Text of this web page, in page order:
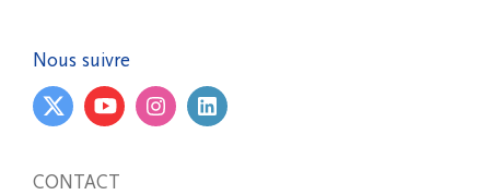
Nous suivre
CONTACT